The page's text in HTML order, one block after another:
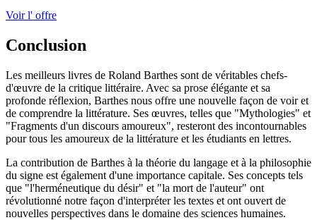
Voir l' offre
Conclusion
Les meilleurs livres de Roland Barthes sont de véritables chefs-
d'œuvre de la critique littéraire. Avec sa prose élégante et sa
profonde réflexion, Barthes nous offre une nouvelle façon de voir et
de comprendre la littérature. Ses œuvres, telles que "Mythologies" et
"Fragments d'un discours amoureux", resteront des incontournables
pour tous les amoureux de la littérature et les étudiants en lettres.
La contribution de Barthes à la théorie du langage et à la philosophie
du signe est également d'une importance capitale. Ses concepts tels
que "l'herméneutique du désir" et "la mort de l'auteur" ont
révolutionné notre façon d'interpréter les textes et ont ouvert de
nouvelles perspectives dans le domaine des sciences humaines.